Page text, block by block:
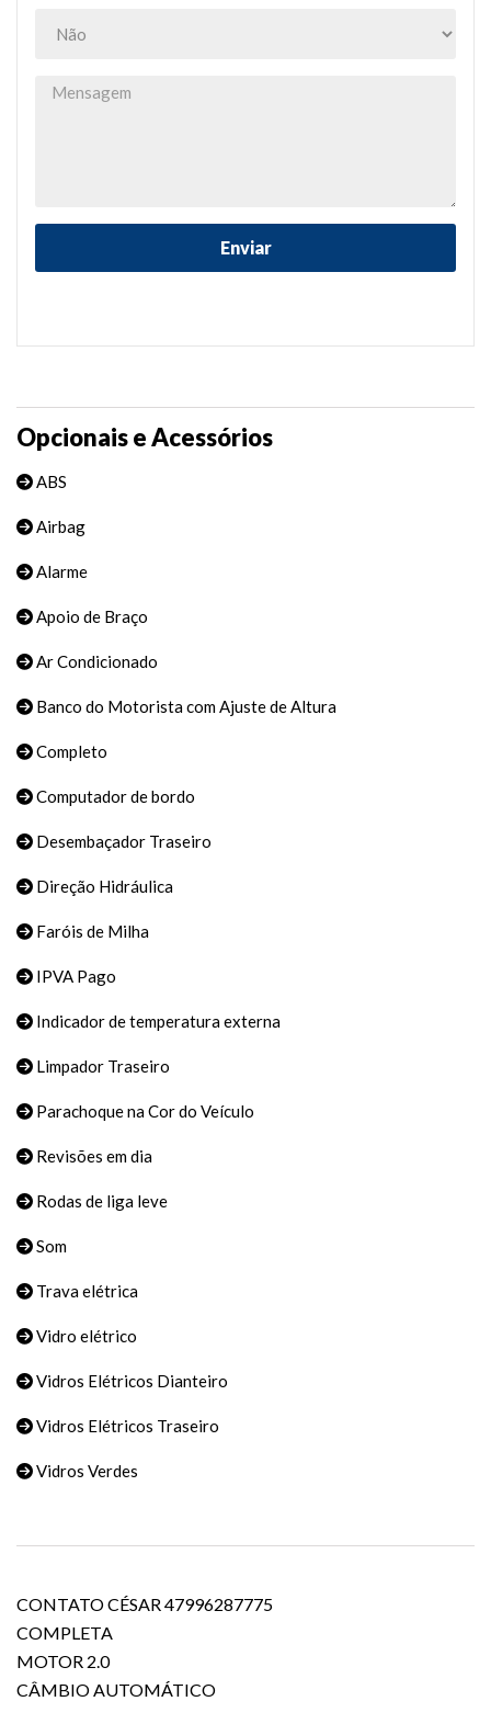
Opcionais e Acessórios
ABS
Airbag
Alarme
Apoio de Braço
Ar Condicionado
Banco do Motorista com Ajuste de Altura
Completo
Computador de bordo
Desembaçador Traseiro
Direção Hidráulica
Faróis de Milha
IPVA Pago
Indicador de temperatura externa
Limpador Traseiro
Parachoque na Cor do Veículo
Revisões em dia
Rodas de liga leve
Som
Trava elétrica
Vidro elétrico
Vidros Elétricos Dianteiro
Vidros Elétricos Traseiro
Vidros Verdes
CONTATO CÉSAR 47996287775
COMPLETA
MOTOR 2.0
CÂMBIO AUTOMÁTICO